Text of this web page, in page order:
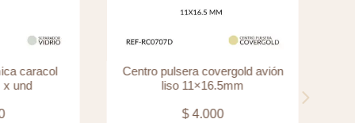
caracol
und
Centro pulsera covergold avión
liso 11×16.5mm
$4.000